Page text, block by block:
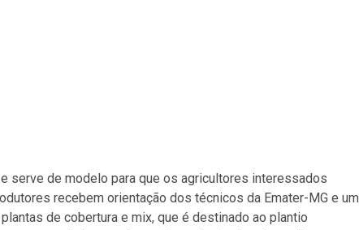
serve de modelo para que os agricultores interessados
recebem orientação dos técnicos da Emater-MG e um
de cobertura e mix, que é destinado ao plantio